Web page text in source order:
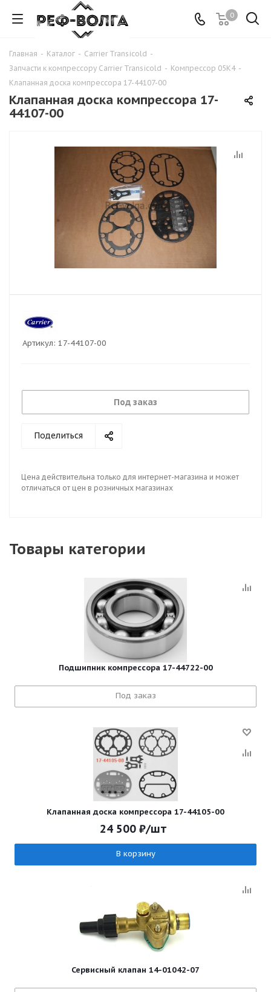
0
Главная - Каталог - Carrier Transicold -
Запчасти к компрессору Carrier Transicold - Компрессор 05K4 -
Клапанная доска компрессора 17-44107-00
Клапанная доска компрессора 17-
44107-00
Артикул: 17-44107-00
Под заказ
Поделиться
Цена действительна только для интернет-магазина и может
отличаться от цен в розничных магазинах
Товары категории
Подшипник компрессора 17-44722-00
Под заказ
Клапанная доска компрессора 17-44105-00
24 500 ₽/шт
В корзину
Сервисный клапан 14-01042-07